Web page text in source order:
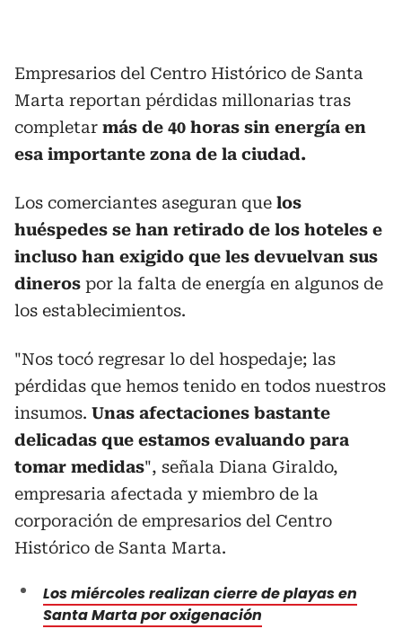
Empresarios del Centro Histórico de Santa
Marta reportan pérdidas millonarias tras
completar más de 40 horas sin energía en
esa importante zona de la ciudad.
Los comerciantes aseguran que los
huéspedes se han retirado de los hoteles e
incluso han exigido que les devuelvan sus
dineros por la falta de energía en algunos de
los establecimientos.
"Nos tocó regresar lo del hospedaje; las
pérdidas que hemos tenido en todos nuestros
insumos. Unas afectaciones bastante
delicadas que estamos evaluando para
tomar medidas", señala Diana Giraldo,
empresaria afectada y miembro de la
corporación de empresarios del Centro
Histórico de Santa Marta.
Los miércoles realizan cierre de playas en
Santa Marta por oxigenación